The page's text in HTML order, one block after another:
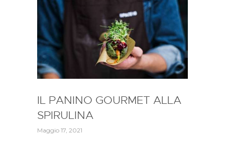
IL PANINO GOURMET ALLA
SPIRULINA
Maggio 17, 2021